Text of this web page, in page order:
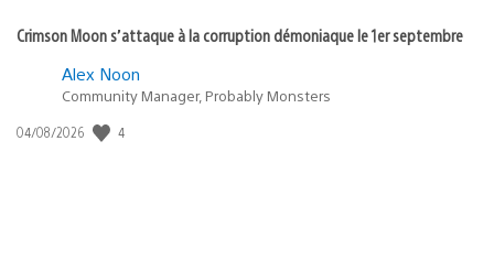
Crimson Moon s’attaque à la corruption démoniaque le 1er septembre
Alex Noon
Community Manager, Probably Monsters
Date
04/08/2026 4